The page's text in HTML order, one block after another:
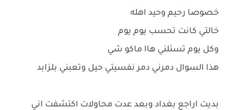
خصوصا رحيم وحيد اهله
خالتي كانت تحسب يوم يوم
وكل يوم تسئلني هاا ماكو شي
هذا السوال دمرني دمر نفسيتي حيل وتعبني بلزابد
بديت اراجع بغداد وبعد عدت محاولات اكتشفت اني